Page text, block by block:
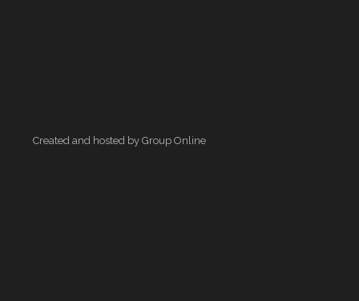
Created and hosted by Group Online